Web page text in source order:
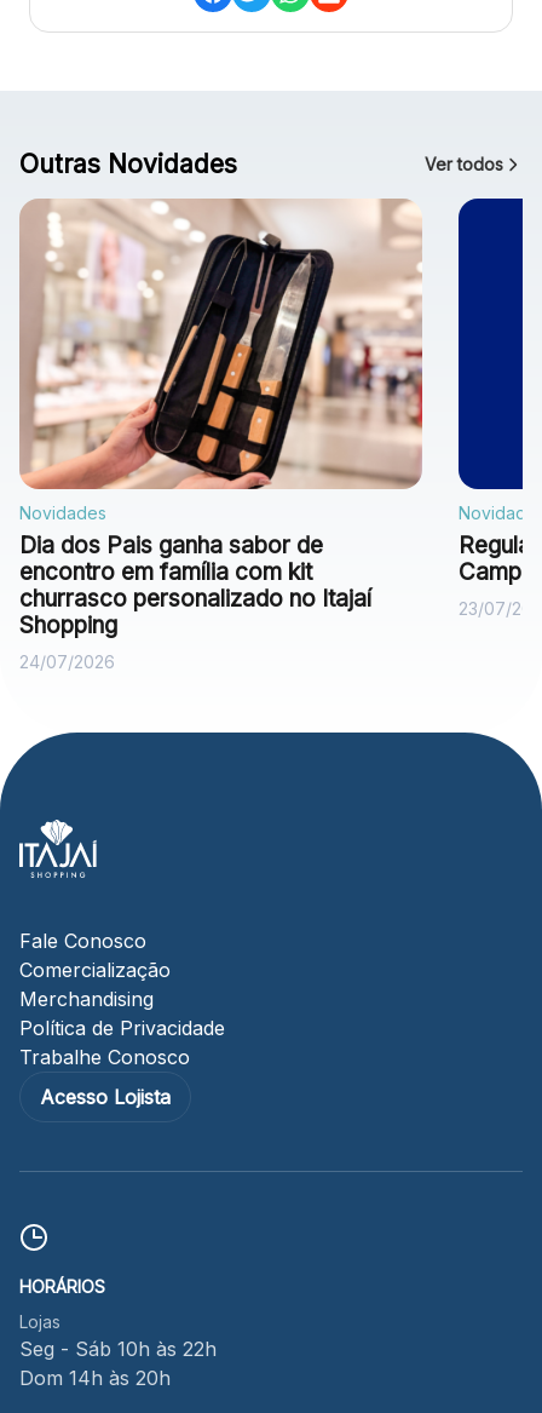
Outras Novidades Ver todos
Novidades
Dia dos Pais ganha sabor de
encontro em família com kit
churrasco personalizado no Itajaí
Shopping
24/07/2026
23/07/
Fale Conosco
Comercialização
Merchandising
Política de Privacidade
Trabalhe Conosco
Acesso Lojista
HORÁRIOS
Lojas
Seg - Sáb 10h às 22h
Dom 14h às 20h